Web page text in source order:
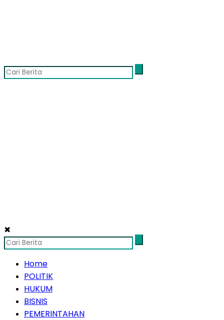
✖
Home
POLITIK
HUKUM
BISNIS
PEMERINTAHAN